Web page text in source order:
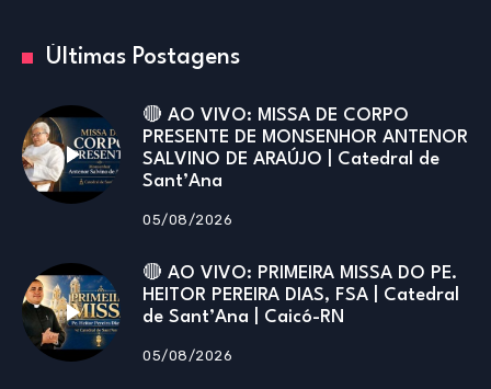
Últimas Postagens
🔴 AO VIVO: MISSA DE CORPO
PRESENTE DE MONSENHOR ANTENOR
SALVINO DE ARAÚJO | Catedral de
Sant’Ana
05/08/2026
🔴 AO VIVO: PRIMEIRA MISSA DO PE.
HEITOR PEREIRA DIAS, FSA | Catedral
de Sant’Ana | Caicó-RN
05/08/2026